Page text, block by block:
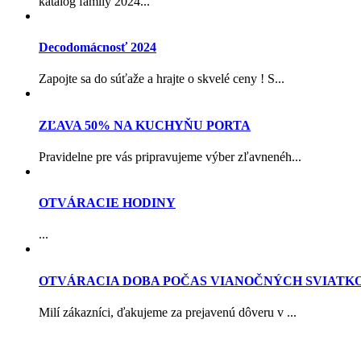
Decodomácnosť 2024
Zapojte sa do súťaže a hrajte o skvelé ceny ! S...
ZĽAVA 50% NA KUCHYŇU PORTA
Pravidelne pre vás pripravujeme výber zľavnenéh...
OTVÁRACIE HODINY
...
OTVÁRACIA DOBA POČAS VIANOČNÝCH
Milí zákazníci, ďakujeme za prejavenú dôveru v ...